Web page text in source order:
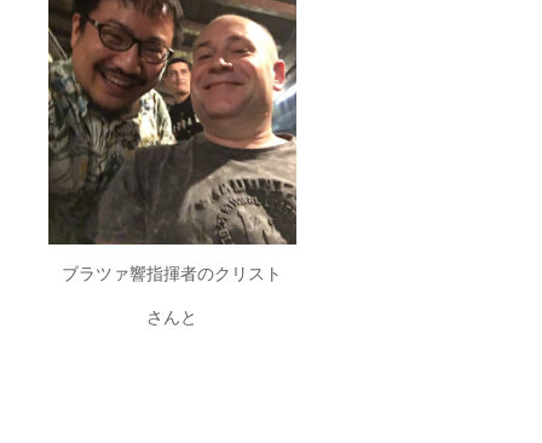
ブラツァ響指揮者のクリスト
さんと